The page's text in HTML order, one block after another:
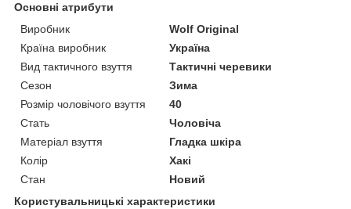
Основні атрибути
Виробник
Wolf Original
Країна виробник
Україна
Вид тактичного взуття
Тактичні черевики
Сезон
Зима
Розмір чоловічого взуття
40
Стать
Чоловіча
Матеріал взуття
Гладка шкіра
Колір
Хакі
Стан
Новий
Користувальницькі характеристики